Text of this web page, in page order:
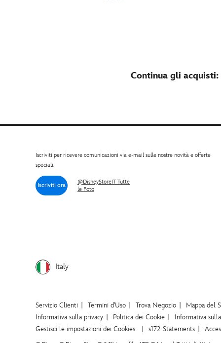
Continua gli acquisti:
Iscriviti per ricevere comunicazioni via e-mail sulle nostre novità e offerte
speciali.
Iscriviti ora
@DisneyStoreIT Tutte
le Foto
Italy
Servizio Clienti Termini d'Uso Trova Negozio Mappa del
Informativa sulla privacy
Politica dei Cookie Informativa
Gestisci le impostazioni dei Cookies
s172 Statements